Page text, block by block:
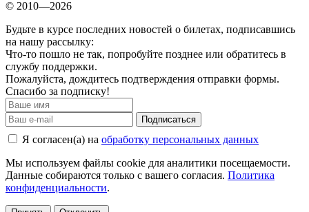
© 2010—2026
Будьте в курсе последних новостей о билетах, подписавшись
на нашу рассылку:
Что-то пошло не так, попробуйте позднее или обратитесь в
службу поддержки.
Пожалуйста, дождитесь подтверждения отправки формы.
Спасибо за подписку!
Подписаться
Я согласен(а) на обработку персональных данных
Мы используем файлы cookie для аналитики посещаемости.
Данные собираются только с вашего согласия. Политика
конфиденциальности.